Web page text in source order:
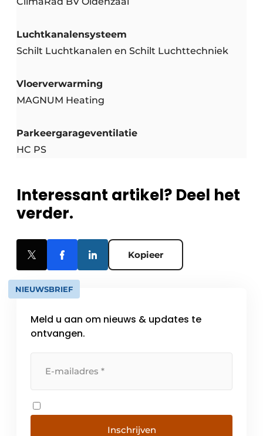
Luchtkanalensysteem
Schilt Luchtkanalen en Schilt Luchttechniek
Vloerverwarming
MAGNUM Heating
Parkeergarageventilatie
HC PS
Interessant artikel? Deel het
verder.
Kopieer
NIEUWSBRIEF
Meld u aan om nieuws & updates te
ontvangen.
Inschrijven